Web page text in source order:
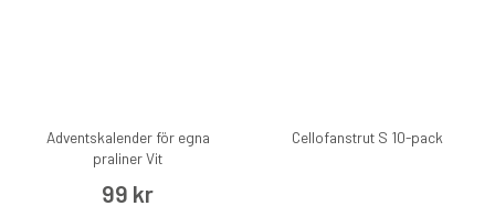
Adventskalender för egna
praliner Vit
99 kr
Cellofanstrut S 10-pack